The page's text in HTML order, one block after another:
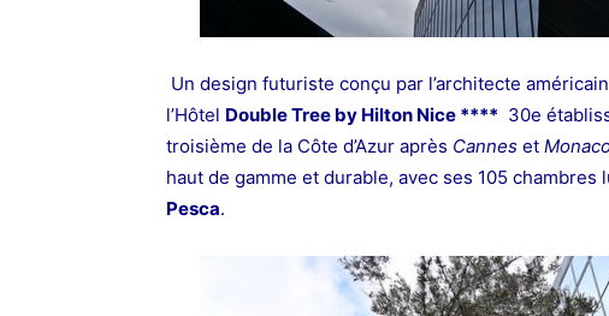
Un design futuriste conçu par l’architecte
l’Hôtel Double Tree by Hilton Nice **** 30e
troisième de la Côte d’Azur après Cannes et
haut de gamme et durable, avec ses 105
Pesca.